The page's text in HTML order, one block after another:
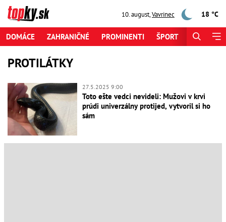
10. august,Vavrinec 18 °C
DOMÁCE ZAHRANIČNÉ PROMINENTI ŠPORT
PROTILÁTKY
27.5.2025 9:00
Toto ešte vedci nevideli: Mužovi v krvi
prúdi univerzálny protijed, vytvoril si ho
sám